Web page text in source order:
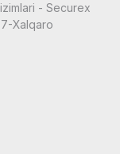
- Securex
Xalqaro